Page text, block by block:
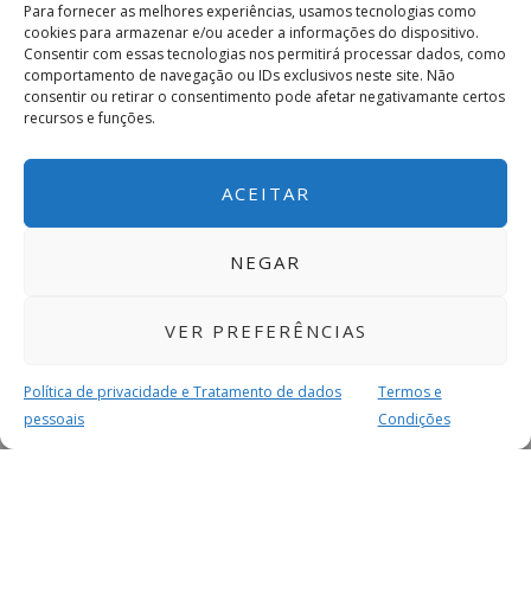
Para fornecer as melhores experiências, usamos tecnologias como
cookies para armazenar e/ou aceder a informações do dispositivo.
Consentir com essas tecnologias nos permitirá processar dados, como
comportamento de navegação ou IDs exclusivos neste site. Não
consentir ou retirar o consentimento pode afetar negativamante certos
recursos e funções.
ACEITAR
NEGAR
VER PREFERÊNCIAS
Política de privacidade e Tratamento de dados
pessoais
Termos e
Condições